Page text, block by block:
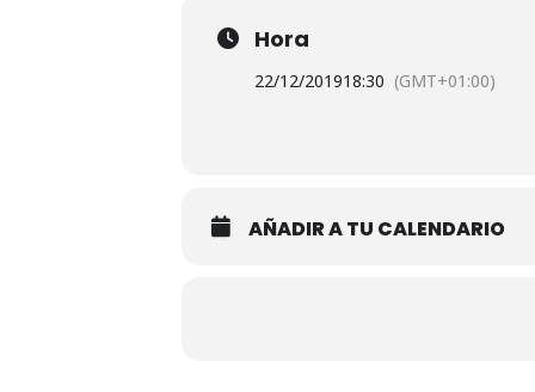
Hora
22/12/201918:30 (GMT+01:00)
AÑADIR A TU CALENDARIO